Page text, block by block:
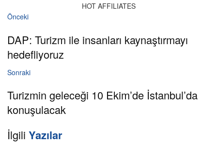
HOT AFFILIATES
Önceki
DAP: Turizm ile insanları kaynaştırmayı
hedefliyoruz
Sonraki
Turizmin geleceği 10 Ekim’de İstanbul’da
konuşulacak
İlgili Yazılar